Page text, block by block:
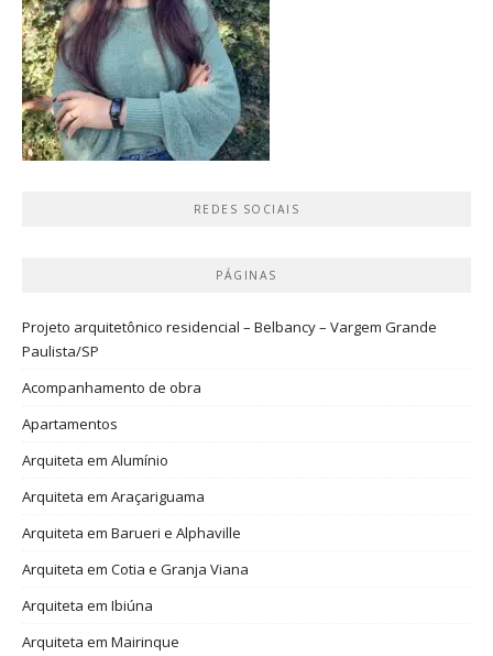
REDES SOCIAIS
PÁGINAS
Projeto arquitetônico residencial – Belbancy – Vargem Grande
Paulista/SP
Acompanhamento de obra
Apartamentos
Arquiteta em Alumínio
Arquiteta em Araçariguama
Arquiteta em Barueri e Alphaville
Arquiteta em Cotia e Granja Viana
Arquiteta em Ibiúna
Arquiteta em Mairinque